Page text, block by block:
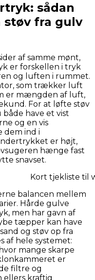
sådan
fra gulv
af samme mønt,
er forskellen i tryk
og luften i rummet.
som trækker luft
er mængden af luft,
For at løfte støv
have et vist
og en vis
dem ind i
er højt,
hænge fast
snavset.
balancen mellem
Hårde gulve
men har gavn af
tæpper kan have
og støv op fra
af hele systemet:
mange skarpe
er
filtre og
ellers kraftig